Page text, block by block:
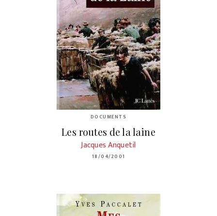
DOCUMENTS
Les routes de la laine
Jacques Anquetil
18/04/2001